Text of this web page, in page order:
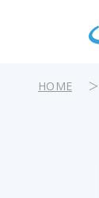
HOME ＞